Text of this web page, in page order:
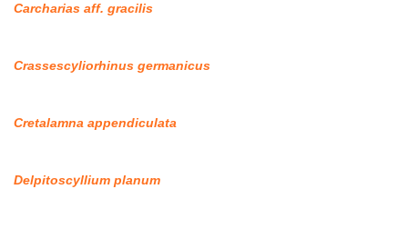
Carcharias aff. gracilis
Crassescyliorhinus germanicus
Cretalamna appendiculata
Delpitoscyllium planum